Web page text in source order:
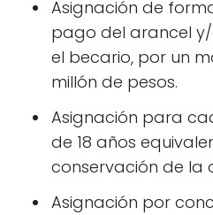
Asignación de
pago del arancel
el becario, por un
millón de pesos.
Asignación para
de 18 años
conservación de la
Asignación por